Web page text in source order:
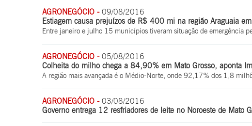
AGRONEGÓCIO - 09/08/2016
Estiagem causa prejuízos de R$ 400 mi na região Araguaia
Entre janeiro e julho 15 municípios tiveram situação de emergência
AGRONEGÓCIO - 05/08/2016
Colheita do milho chega a 84,90% em Mato Grosso, aponta
A região mais avançada é o Médio-Norte, onde 92,17% dos 1,8
AGRONEGÓCIO - 03/08/2016
Governo entrega 12 resfriadores de leite no Noroeste de Mato